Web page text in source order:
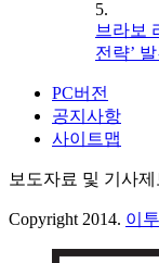
5.
브라보
전략’
PC버전
공지사항
사이트맵
보도자료 및 기사제
Copyright 2014. 이